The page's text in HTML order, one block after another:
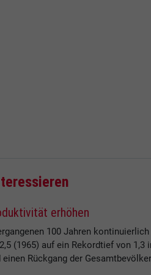
erhöhen
100 Jahren
(1965) auf ein Rekordtief von
Rückgang der